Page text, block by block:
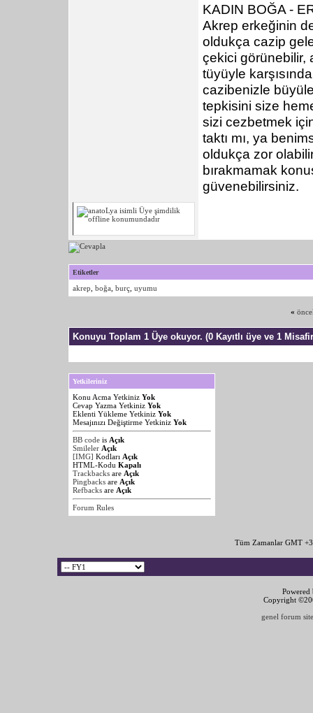
KADIN BOĞA -
Akrep erkeğinin
oldukça cazip
çekici görünebilir,
tüyüyle
cazibenizle
tepkisini size
sizi cezbetmek
taktı mı, ya
oldukça zor
bırakmamak
güvenebilirsiniz.
Etiketler
akrep boğa burç uyumu
«
Konuyu Toplam 1 Üye okuyor. (0 Kayıtlı üye ve 1
Yetkileriniz
Konu Acma Yetkiniz Yok
Cevap Yazma Yetkiniz Yok
Eklenti Yükleme Yetkiniz Yok
Mesajınızı Değiştirme Yetkiniz Yok
BB code is Açık
Smileler Açık
[IMG] Kodları Açık
HTML-Kodu Kapalı
Trackbacks are Açık
Pingbacks are Açık
Refbacks are Açık
Forum Rules
Tüm Zamanlar GMT
Copyright
genel forum